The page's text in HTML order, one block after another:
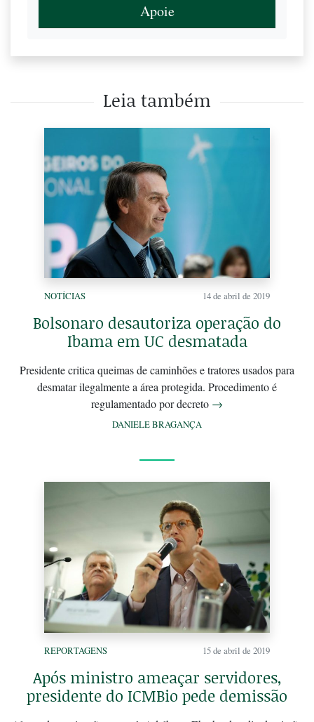
Apoie
Leia também
NOTÍCIAS 14 de abril de 2019
Bolsonaro desautoriza operação do
Ibama em UC desmatada
Presidente critica queimas de caminhões e tratores usados para
desmatar ilegalmente a área protegida. Procedimento é
regulamentado por decreto →
DANIELE BRAGANÇA
REPORTAGENS 15 de abril de 2019
Após ministro ameaçar servidores,
presidente do ICMBio pede demissão